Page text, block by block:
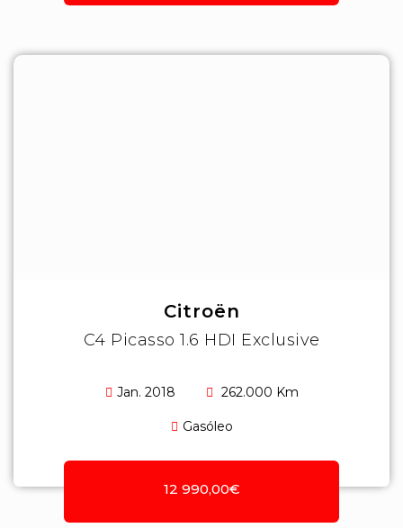
Citroën
C4 Picasso 1.6 HDI Exclusive
Jan. 2018 262.000 Km
Gasóleo
12 990,00€